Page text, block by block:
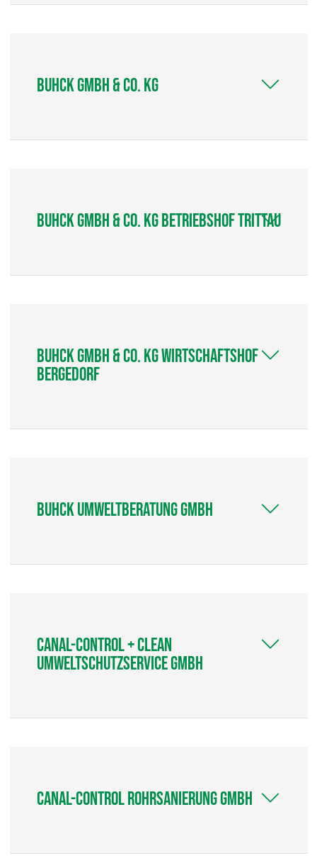
Buhck GmbH & Co. KG
Buhck GmbH & Co. KG Betriebshof Trittau
Buhck GmbH & Co. KG Wirtschaftshof
Bergedorf
Buhck Umweltberatung GmbH
Canal-Control + Clean
Umweltschutzservice GmbH
Canal-Control Rohrsanierung GmbH